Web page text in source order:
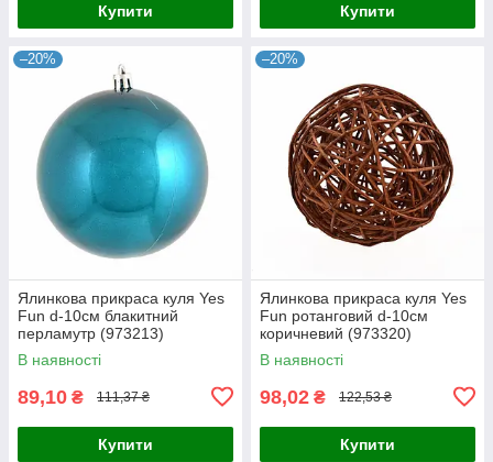
Купити Купити
–20%
Ялинкова прикраса куля Yes
Fun d-10см блакитний
перламутр (973213)
В наявності
89,10 ₴ 111,37 ₴
Купити
–20%
Ялинкова прикраса куля Yes
Fun ротанговий d-10см
коричневий (973320)
В наявності
98,02 ₴ 122,53 ₴
Купити